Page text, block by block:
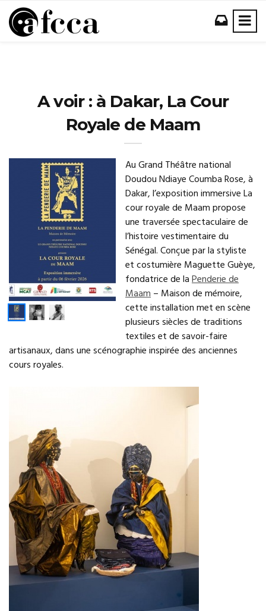
A voir : à Dakar, La Cour
Royale de Maam
Au Grand Théâtre national
Doudou Ndiaye Coumba Rose, à
Dakar, l’exposition immersive La
cour royale de Maam propose
une traversée spectaculaire de
l’histoire vestimentaire du
Sénégal. Conçue par la styliste
et costumière Maguette Guèye,
fondatrice de laPenderie de
Maam– Maison de mémoire,
cette installation met en scène
plusieurs siècles de traditions
textiles et de savoir-faire
artisanaux, dans une scénographie inspirée des anciennes
cours royales.